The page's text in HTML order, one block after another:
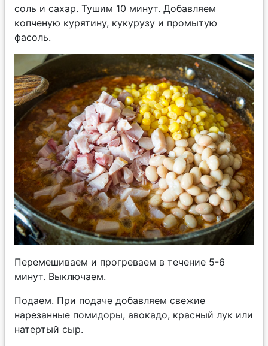
соль и сахар. Тушим 10 минут. Добавляем
копченую курятину, кукурузу и промытую
фасоль.
Перемешиваем и прогреваем в течение 5-6
минут. Выключаем.
Подаем. При подаче добавляем свежие
нарезанные помидоры, авокадо, красный лук или
натертый сыр.